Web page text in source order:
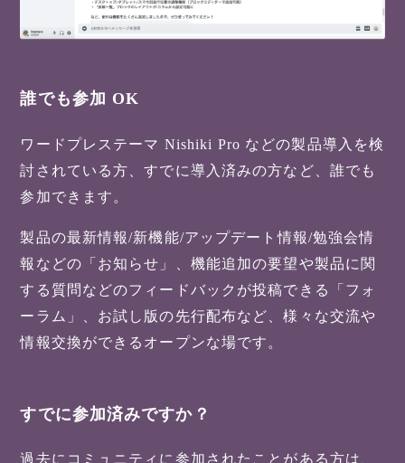
誰でも参加 OK
ワードプレステーマ Nishiki Pro などの製品導入を検
討されている方、すでに導入済みの方など、誰でも
参加できます。
製品の最新情報/新機能/アップデート情報/勉強会情
報などの「お知らせ」、機能追加の要望や製品に関
する質問などのフィードバックが投稿できる「フォ
ーラム」、お試し版の先行配布など、様々な交流や
情報交換ができるオープンな場です。
すでに参加済みですか？
過去にコミュニティに参加されたことがある方は、